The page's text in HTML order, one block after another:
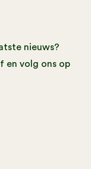
nieuws?
en volg ons op